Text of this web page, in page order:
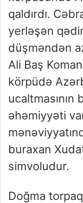
qaldırdı.
yerləşən
düşməndən
Ali Baş
körpüdə
əhəmiyyəti
buraxan
simvoludur.
Doğma